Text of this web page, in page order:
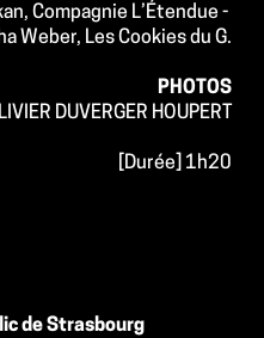
Compagnie L’Étendue -
Weber, Les Cookies du G.
PHOTOS
DUVERGER HOUPERT
[Durée] 1h20
de Strasbourg